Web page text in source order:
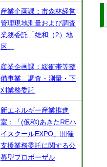
産業企画課：市森林経営
管理現地測量および調査
業務委託「雄和（2）地
区」
産業企画課：緩衝帯等整
備事業 調査・測量・下
刈業務委託
新エネルギー産業推進
室：「(仮称)あきたREハ
イスクールEXPO」開催
支援業務委託に関する公
募型プロポーザル